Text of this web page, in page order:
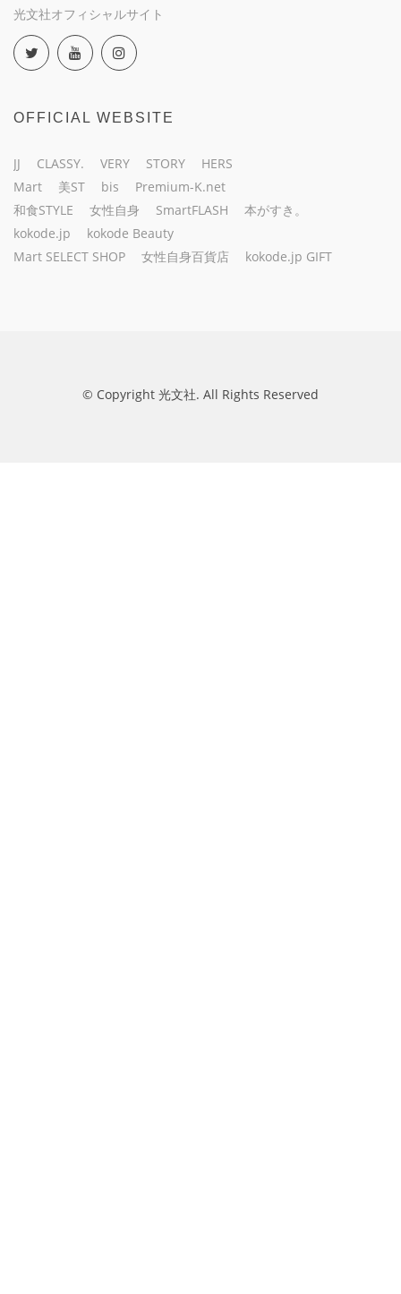
光文社オフィシャルサイト
OFFICIAL WEBSITE
JJ CLASSY. VERY STORY
HERS
Mart
美ST bis
Premium-K.net
和食STYLE
女性自身 SmartFLASH
本がすき。
kokode.jp
kokode Beauty
Mart SELECT SHOP
女性自身百貨店 kokode.jp GIFT
© Copyright 光文社. All Rights Reserved